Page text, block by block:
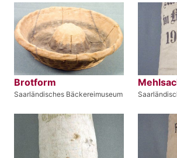
Brotform
Saarländisches Bäckereimuseum